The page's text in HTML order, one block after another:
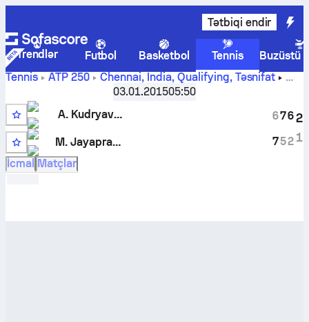
Tətbiqi endir
Trendlər Futbol Basketbol Tennis
Buzüstü
Tennis
ATP 250 Chennai, India, Qualifying, Təsnifat
Alexander Kudryavtsev-Mohit Mayur Jayaprakash
hesabı və başabaş mübarizə nəticələri
03.01.201505:50
2
A. Kudryavtsev
M. Jayaprakash
6
7
7
5
6
2
2
1
İcmal Matçlar